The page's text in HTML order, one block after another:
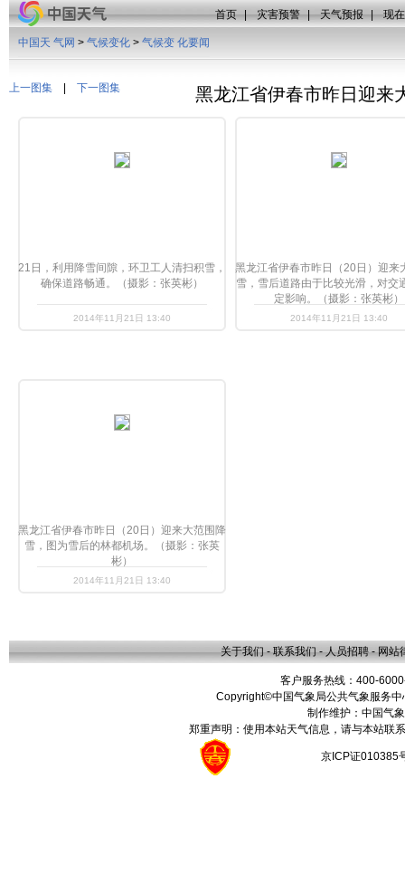
首页 | 灾害预警 | 天气预报 | 现
上一图集 下一图集
中国天 气网 > 气候变化 > 气候变 化要闻
黑龙江省伊春市昨日迎来
21日，利用降雪间隙，环卫工人清扫积雪，
确保道路畅通。（摄影：张英彬）
2014年11月21日 13:40
黑龙江省伊春市昨日（20日）迎来
雪，雪后道路由于比较光滑，对交
定影响。（摄影：张英彬）
2014年11月21日 13:40
黑龙江省伊春市昨日（20日）迎来大范围降
雪，图为雪后的林都机场。（摄影：张英
彬）
2014年11月21日 13:40
关于我们 - 联系我们 - 人员招聘 - 网站
客户服务热线：400-
Copyright©中国气象局公共气象服务
制作维护：中国气
郑重声明：使用本站天气信息，请与本站联
京ICP证010385